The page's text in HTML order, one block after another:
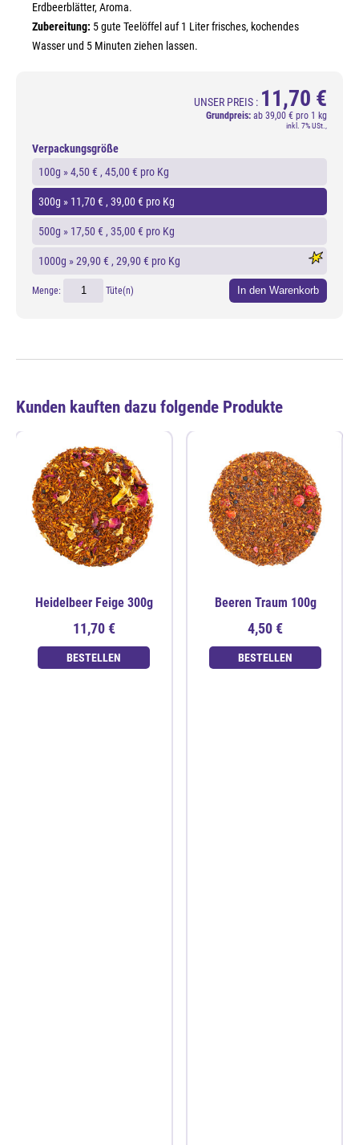
Erdbeerblätter, Aroma.
Zubereitung: 5 gute Teelöffel auf 1 Liter frisches, kochendes
Wasser und 5 Minuten ziehen lassen.
UNSER PREIS : 11,70 €
Grundpreis: ab 39,00 € pro 1 kg
inkl. 7% USt.,
Verpackungsgröße
100g »4,50 € , 45,00 € pro Kg
300g » 11,70 € , 39,00 € pro Kg
500g » 17,50 € , 35,00 € pro Kg
1000g »29,90 € , 29,90 € pro Kg
Menge: Tüte(n) In den Warenkorb
Kunden kauften dazu folgende Produkte
Heidelbeer Feige 300g
11,70 €
BESTELLEN
Beeren Traum 100g
4,50 €
BESTELLEN